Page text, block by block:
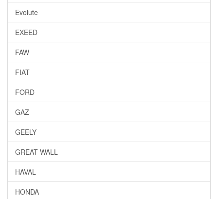
Evolute
EXEED
FAW
FIAT
FORD
GAZ
GEELY
GREAT WALL
HAVAL
HONDA